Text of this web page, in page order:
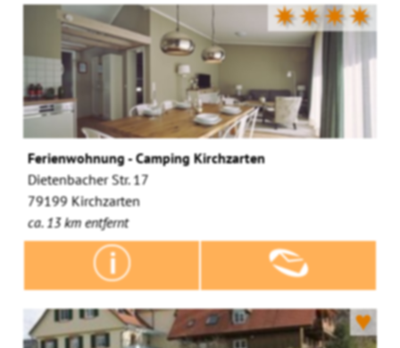
✷✷✷✷
Ferienwohnung - Camping Kirchzarten
Dietenbacher Str. 17
79199 Kirchzarten
ca. 13 km entfernt
♥